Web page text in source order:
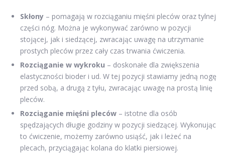
Skłony – pomagają w rozciąganiu mięśni pleców oraz tylnej
części nóg. Można je wykonywać zarówno w pozycji
stojącej, jak i siedzącej, zwracając uwagę na utrzymanie
prostych pleców przez cały czas trwania ćwiczenia.
Rozciąganie w wykroku – doskonałe dla zwiększenia
elastyczności bioder i ud. W tej pozycji stawiamy jedną nogę
przed sobą, a drugą z tyłu, zwracając uwagę na prostą linię
pleców.
Rozciąganie mięśni pleców – istotne dla osób
spędzających długie godziny w pozycji siedzącej. Wykonując
to ćwiczenie, możemy zarówno usiąść, jak i leżeć na
plecach, przyciągając kolana do klatki piersiowej.